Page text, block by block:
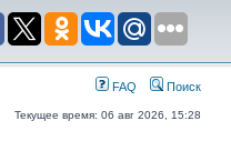
FAQ Поиск
Текущее время: 06 авг 2026, 15:28